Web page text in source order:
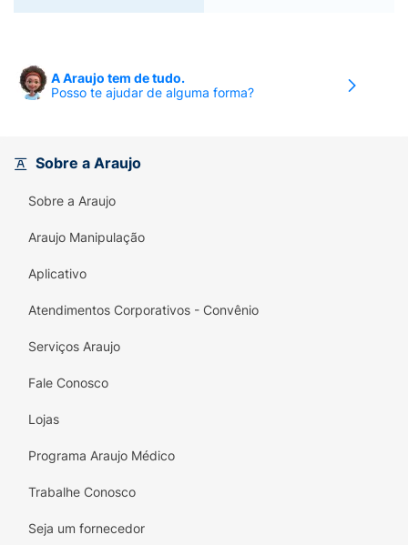
A Araujo tem de tudo.
Posso te ajudar de alguma forma?
Sobre a Araujo
Sobre a Araujo
Araujo Manipulação
Aplicativo
Atendimentos Corporativos - Convênio
Serviços Araujo
Fale Conosco
Lojas
Programa Araujo Médico
Trabalhe Conosco
Seja um fornecedor